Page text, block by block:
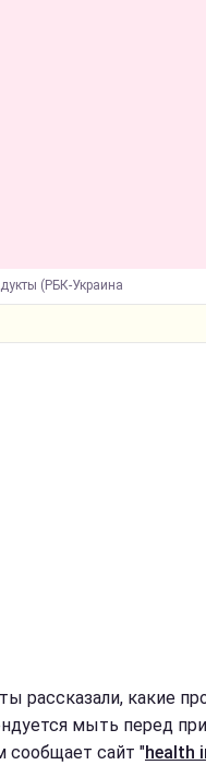
(РБК-Украина
рассказали, какие
мыть перед
сообщает сайт "health